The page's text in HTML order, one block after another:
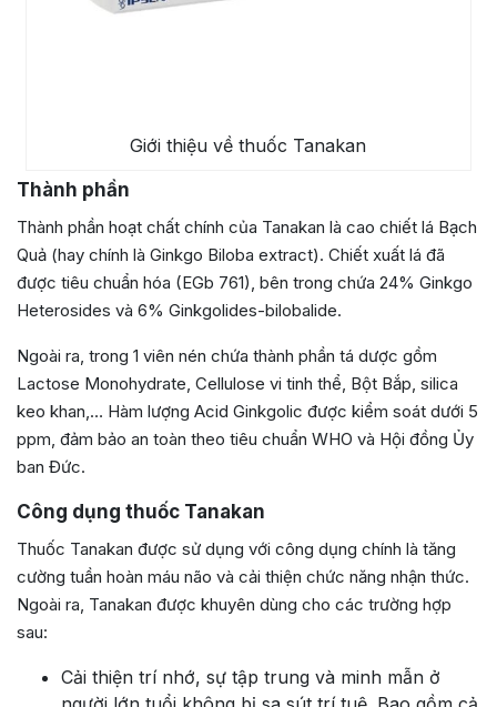
Giới thiệu về thuốc Tanakan
Thành phần
Thành phần hoạt chất chính của Tanakan là cao chiết lá Bạch
Quả (hay chính là Ginkgo Biloba extract). Chiết xuất lá đã
được tiêu chuẩn hóa (EGb 761), bên trong chứa 24% Ginkgo
Heterosides và 6% Ginkgolides-bilobalide.
Ngoài ra, trong 1 viên nén chứa thành phần tá dược gồm
Lactose Monohydrate, Cellulose vi tinh thể, Bột Bắp, silica
keo khan,… Hàm lượng Acid Ginkgolic được kiểm soát dưới 5
ppm, đảm bảo an toàn theo tiêu chuẩn WHO và Hội đồng Ủy
ban Đức.
Công dụng thuốc Tanakan
Thuốc Tanakan được sử dụng với công dụng chính là tăng
cường tuần hoàn máu não và cải thiện chức năng nhận thức.
Ngoài ra, Tanakan được khuyên dùng cho các trường hợp
sau:
Cải thiện trí nhớ, sự tập trung và minh mẫn ở